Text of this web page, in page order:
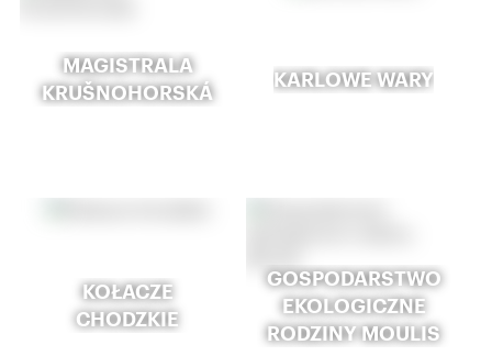
MAGISTRALA
KRUŠNOHORSKÁ
KARLOWE WARY
KOŁACZE
CHODZKIE
GOSPODARSTWO
EKOLOGICZNE
RODZINY MOULIS